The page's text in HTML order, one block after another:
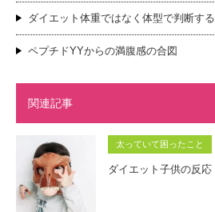
ダイエット体重ではなく体型で判断する
ペプチドYYからの満腹感の合図
関連記事
太っていて困ったこと
ダイエット子供の反応